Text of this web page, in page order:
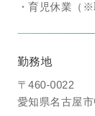
・育児休業（※
勤務地
〒460-0022
愛知県名古屋